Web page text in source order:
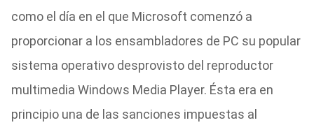
como el día en el que Microsoft comenzó a
proporcionar a los ensambladores de PC su popular
sistema operativo desprovisto del reproductor
multimedia Windows Media Player. Ésta era en
principio una de las sanciones impuestas al